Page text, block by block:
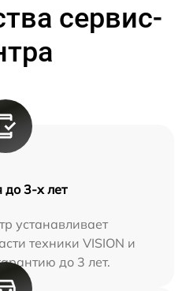
сервис-
до 3-х лет
устанавливает
техники VISION и
до 3 лет.